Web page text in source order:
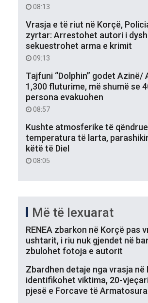
08:13
Vrasja e të riut në Korçë,
zyrtar: Arrestohet autori i
sekuestrohet arma e krimit
09:13
Tajfuni “Dolphin” godet Azinë/
1,300 fluturime, më shumë se
persona evakuohen
08:57
Kushte atmosferike të
temperatura të larta,
këtë të Diel
08:05
Më të lexuarat
RENEA zbarkon në Korçë pas
ushtarit, i riu nuk gjendet në
zbulohet fotoja e autorit
Zbardhen detaje nga vrasja në
identifikohet viktima, 20-
pjesë e Forcave të Armatosura